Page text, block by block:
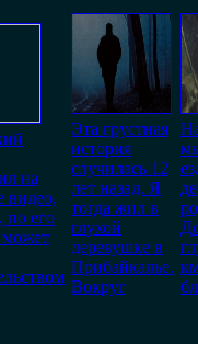
на
видео,
по его
может
Эта грустная
история
случилась 12
лет назад. Я
тогда жил в
глухой
деревушке в
Прибайкалье.
Вокруг